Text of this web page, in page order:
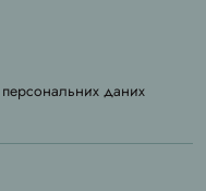
персональних даних